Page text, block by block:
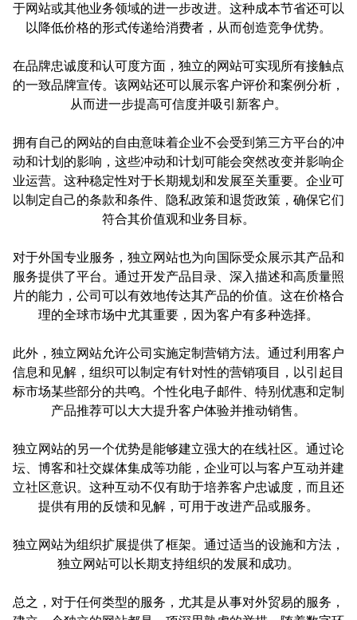
于网站或其他业务领域的进一步改进。这种成本节省还可以
以降低价格的形式传递给消费者，从而创造竞争优势。
在品牌忠诚度和认可度方面，独立的网站可实现所有接触点
的一致品牌宣传。该网站还可以展示客户评价和案例分析，
从而进一步提高可信度并吸引新客户。
拥有自己的网站的自由意味着企业不会受到第三方平台的冲
动和计划的影响，这些冲动和计划可能会突然改变并影响企
业运营。这种稳定性对于长期规划和发展至关重要。企业可
以制定自己的条款和条件、隐私政策和退货政策，确保它们
符合其价值观和业务目标。
对于外国专业服务，独立网站也为向国际受众展示其产品和
服务提供了平台。通过开发产品目录、深入描述和高质量照
片的能力，公司可以有效地传达其产品的价值。这在价格合
理的全球市场中尤其重要，因为客户有多种选择。
此外，独立网站允许公司实施定制营销方法。通过利用客户
信息和见解，组织可以制定有针对性的营销项目，以引起目
标市场某些部分的共鸣。个性化电子邮件、特别优惠和定制
产品推荐可以大大提升客户体验并推动销售。
独立网站的另一个优势是能够建立强大的在线社区。通过论
坛、博客和社交媒体集成等功能，企业可以与客户互动并建
立社区意识。这种互动不仅有助于培养客户忠诚度，而且还
提供有用的反馈和见解，可用于改进产品或服务。
独立网站为组织扩展提供了框架。通过适当的设施和方法，
独立网站可以长期支持组织的发展和成功。
总之，对于任何类型的服务，尤其是从事对外贸易的服务，